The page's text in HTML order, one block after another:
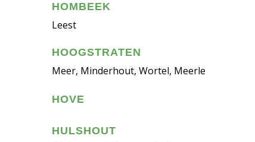
HOMBEEK
Leest
HOOGSTRATEN
Meer, Minderhout, Wortel, Meerle
HOVE
HULSHOUT